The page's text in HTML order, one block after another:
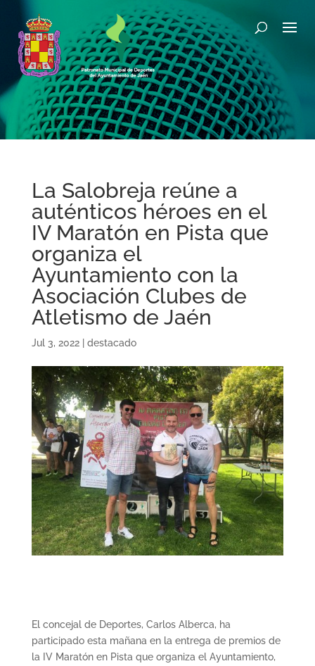
La Salobreja reúne a
auténticos héroes en el
IV Maratón en Pista que
organiza el
Ayuntamiento con la
Asociación Clubes de
Atletismo de Jaén
Jul 3, 2022| destacado
El concejal de Deportes, Carlos Alberca, ha
participado esta mañana en la entrega de premios de
la IV Maratón en Pista que organiza el Ayuntamiento,